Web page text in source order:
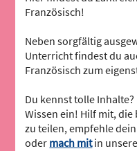
Französisch!
Neben sorgfältig
Unterricht findest du
Französisch zum
Du kennst tolle
Wissen ein! Hilf mit,
zu teilen, empfehle
oder mach mitin